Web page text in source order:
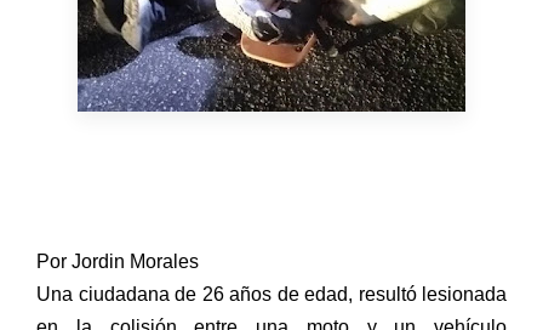
Por Jordin Morales
Una ciudadana de 26 años de edad, resultó lesionada